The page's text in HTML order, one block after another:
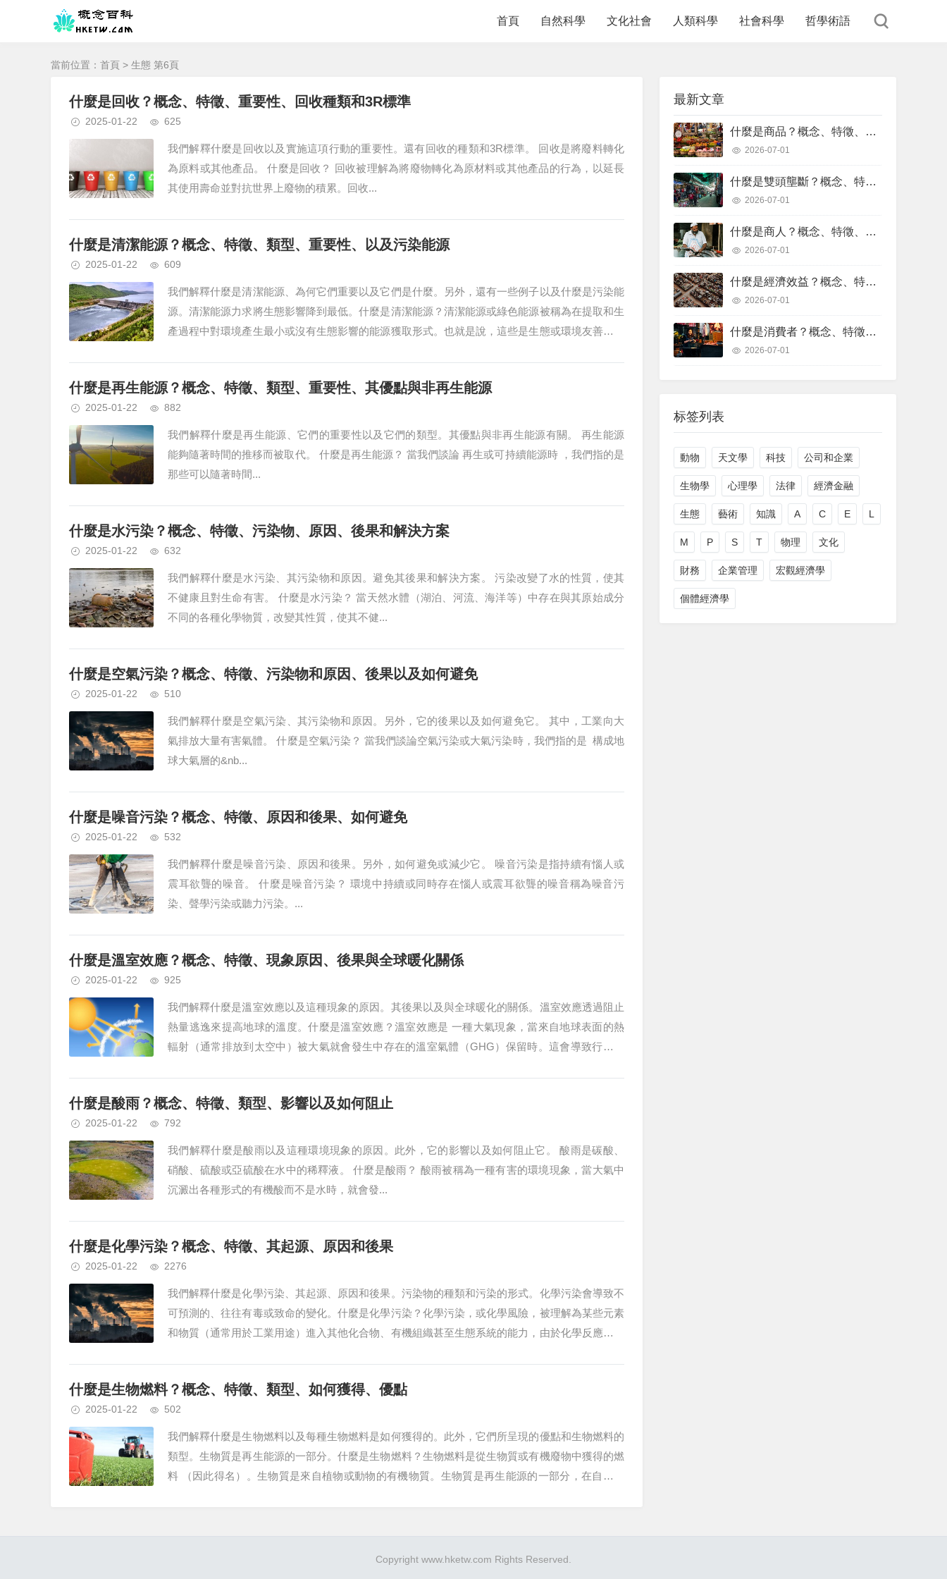
首頁 自然科學 文化社會 人類科學 社會科學 哲學術語
當前位置： 首頁 > 生態 第6頁
什麼是回收？概念、特徵、重要性、回收種類和3R標準
2025-01-22 625
我們解釋什麼是回收以及實施這項行動的重要性。還有回收的種類和3R標準。 回收是將廢料轉化
為原料或其他產品。 什麼是回收？ 回收被理解為將廢物轉化為原材料或其他產品的行為，以延長
其使用壽命並對抗世界上廢物的積累。回收...
什麼是清潔能源？概念、特徵、類型、重要性、以及污染能源
2025-01-22 609
我們解釋什麼是清潔能源、為何它們重要以及它們是什麼。另外，還有一些例子以及什麼是污染能
源。清潔能源力求將生態影響降到最低。什麼是清潔能源？清潔能源或綠色能源被稱為在提取和生
產過程中對環境產生最小或沒有生態影響的能源獲取形式。也就是說，這些是生態或環境友善的能
什麼是再生能源？概念、特徵、類型、重要性、其優點與非再生能源
2025-01-22 882
我們解釋什麼是再生能源、它們的重要性以及它們的類型。其優點與非再生能源有關。 再生能源
能夠隨著時間的推移而被取代。 什麼是再生能源？ 當我們談論 再生或可持續能源時 ，我們指的是
那些可以隨著時間...
什麼是水污染？概念、特徵、污染物、原因、後果和解決方案
2025-01-22 632
我們解釋什麼是水污染、其污染物和原因。避免其後果和解決方案。 污染改變了水的性質，使其
不健康且對生命有害。 什麼是水污染？ 當天然水體（湖泊、河流、海洋等）中存在與其原始成分
不同的各種化學物質，改變其性質，使其不健...
什麼是空氣污染？概念、特徵、污染物和原因、後果以及如何避免
2025-01-22 510
我們解釋什麼是空氣污染、其污染物和原因。另外，它的後果以及如何避免它。 其中，工業向大
氣排放大量有害氣體。 什麼是空氣污染？ 當我們談論空氣污染或大氣污染時，我們指的是 構成地
球大氣層的&nb...
什麼是噪音污染？概念、特徵、原因和後果、如何避免
2025-01-22 532
我們解釋什麼是噪音污染、原因和後果。另外，如何避免或減少它。 噪音污染是指持續有惱人或
震耳欲聾的噪音。 什麼是噪音污染？ 環境中持續或同時存在惱人或震耳欲聾的噪音稱為噪音污
染、聲學污染或聽力污染。...
什麼是溫室效應？概念、特徵、現象原因、後果與全球暖化關係
2025-01-22 925
我們解釋什麼是溫室效應以及這種現象的原因。其後果以及與全球暖化的關係。溫室效應透過阻止
熱量逃逸來提高地球的溫度。什麼是溫室效應？溫室效應是 一種大氣現象，當來自地球表面的熱
輻射（通常排放到太空中）被大氣就會發生中存在的溫室氣體（GHG）保留時。這會導致行星溫
什麼是酸雨？概念、特徵、類型、影響以及如何阻止
2025-01-22 792
我們解釋什麼是酸雨以及這種環境現象的原因。此外，它的影響以及如何阻止它。 酸雨是碳酸、
硝酸、硫酸或亞硫酸在水中的稀釋液。 什麼是酸雨？ 酸雨被稱為一種有害的環境現象，當大氣中
沉澱出各種形式的有機酸而不是水時，就會發...
什麼是化學污染？概念、特徵、其起源、原因和後果
2025-01-22 2276
我們解釋什麼是化學污染、其起源、原因和後果。污染物的種類和污染的形式。化學污染會導致不
可預測的、往往有毒或致命的變化。什麼是化學污染？化學污染，或化學風險，被理解為某些元素
和物質（通常用於工業用途）進入其他化合物、有機組織甚至生態系統的能力，由於化學反應控制
什麼是生物燃料？概念、特徵、類型、如何獲得、優點
2025-01-22 502
我們解釋什麼是生物燃料以及每種生物燃料是如何獲得的。此外，它們所呈現的優點和生物燃料的
類型。生物質是再生能源的一部分。什麼是生物燃料？生物燃料是從生物質或有機廢物中獲得的燃
料 （因此得名）。生物質是來自植物或動物的有機物質。生物質是再生能源的一部分，在自然界
最新文章
什麼是商品？概念、特徵、分類、範例
2026-07-01
什麼是雙頭壟斷？概念、特徵、優缺點、範例
2026-07-01
什麼是商人？概念、特徵、類型、範例
2026-07-01
什麼是經濟效益？概念、特徵、計算公式、範例
2026-07-01
什麼是消費者？概念、特徵、類型、範例
2026-07-01
标签列表
動物 天文學 科技 公司和企業
生物學 心理學 法律 經濟金融
生態 藝術 知識 A C E L
M P S T 物理 文化
財務 企業管理 宏觀經濟學
個體經濟學
Copyright www.hketw.com Rights Reserved.